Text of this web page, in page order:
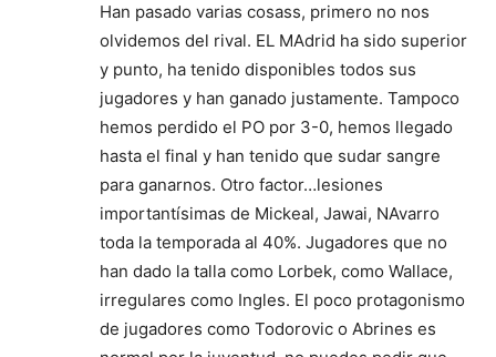
Han pasado varias cosass, primero no nos
olvidemos del rival. EL MAdrid ha sido superior
y punto, ha tenido disponibles todos sus
jugadores y han ganado justamente. Tampoco
hemos perdido el PO por 3-0, hemos llegado
hasta el final y han tenido que sudar sangre
para ganarnos. Otro factor…lesiones
importantísimas de Mickeal, Jawai, NAvarro
toda la temporada al 40%. Jugadores que no
han dado la talla como Lorbek, como Wallace,
irregulares como Ingles. El poco protagonismo
de jugadores como Todorovic o Abrines es